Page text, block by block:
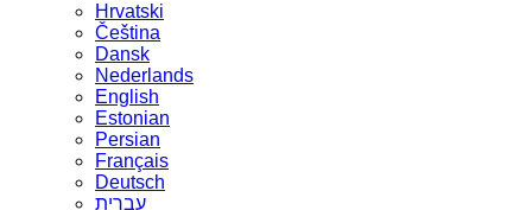
Hrvatski
Čeština
Dansk
Nederlands
English
Estonian
Persian
Français
Deutsch
עברית